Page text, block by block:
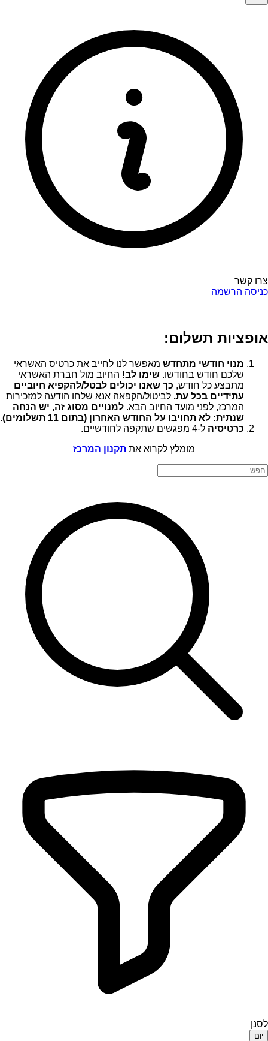
צרו קשר
כניסה הרשמה
אופציות תשלום:
מנוי חודשי מתחדש מאפשר לנו לחייב את כרטיס האשראי
שלכם חודש בחודשו. שימו לב! החיוב מול חברת האשראי
מתבצע כל חודש, כך שאנו יכולים לבטל/להקפיא חיוביים
עתידיים בכל עת. לביטול/הקפאה אנא שלחו הודעה למזכירות
המרכז, לפני מועד החיוב הבא. למנויים מסוג זה, יש הנחה
שנתית: לא תחויבו על החודש האחרון (בתום 11 תשלומים).
כרטיסיה ל-4 מפגשים שתקפה לחודשיים.
מומלץ לקרוא את תקנון המרכז
לסנן
יום